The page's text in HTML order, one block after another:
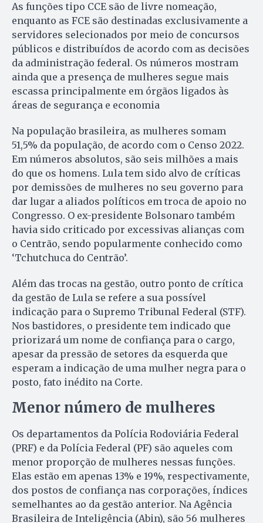
As funções tipo CCE são de livre nomeação,
enquanto as FCE são destinadas exclusivamente a
servidores selecionados por meio de concursos
públicos e distribuídos de acordo com as decisões
da administração federal. Os números mostram
ainda que a presença de mulheres segue mais
escassa principalmente em órgãos ligados às
áreas de segurança e economia
Na população brasileira, as mulheres somam
51,5% da população, de acordo com o Censo 2022.
Em números absolutos, são seis milhões a mais
do que os homens. Lula tem sido alvo de críticas
por demissões de mulheres no seu governo para
dar lugar a aliados políticos em troca de apoio no
Congresso. O ex-presidente Bolsonaro também
havia sido criticado por excessivas alianças com
o Centrão, sendo popularmente conhecido como
‘Tchutchuca do Centrão’.
Além das trocas na gestão, outro ponto de crítica
da gestão de Lula se refere a sua possível
indicação para o Supremo Tribunal Federal (STF).
Nos bastidores, o presidente tem indicado que
priorizará um nome de confiança para o cargo,
apesar da pressão de setores da esquerda que
esperam a indicação de uma mulher negra para o
posto, fato inédito na Corte.
Menor número de mulheres
Os departamentos da Polícia Rodoviária Federal
(PRF) e da Polícia Federal (PF) são aqueles com
menor proporção de mulheres nessas funções.
Elas estão em apenas 13% e 19%, respectivamente,
dos postos de confiança nas corporações, índices
semelhantes ao da gestão anterior. Na Agência
Brasileira de Inteligência (Abin), são 56 mulheres